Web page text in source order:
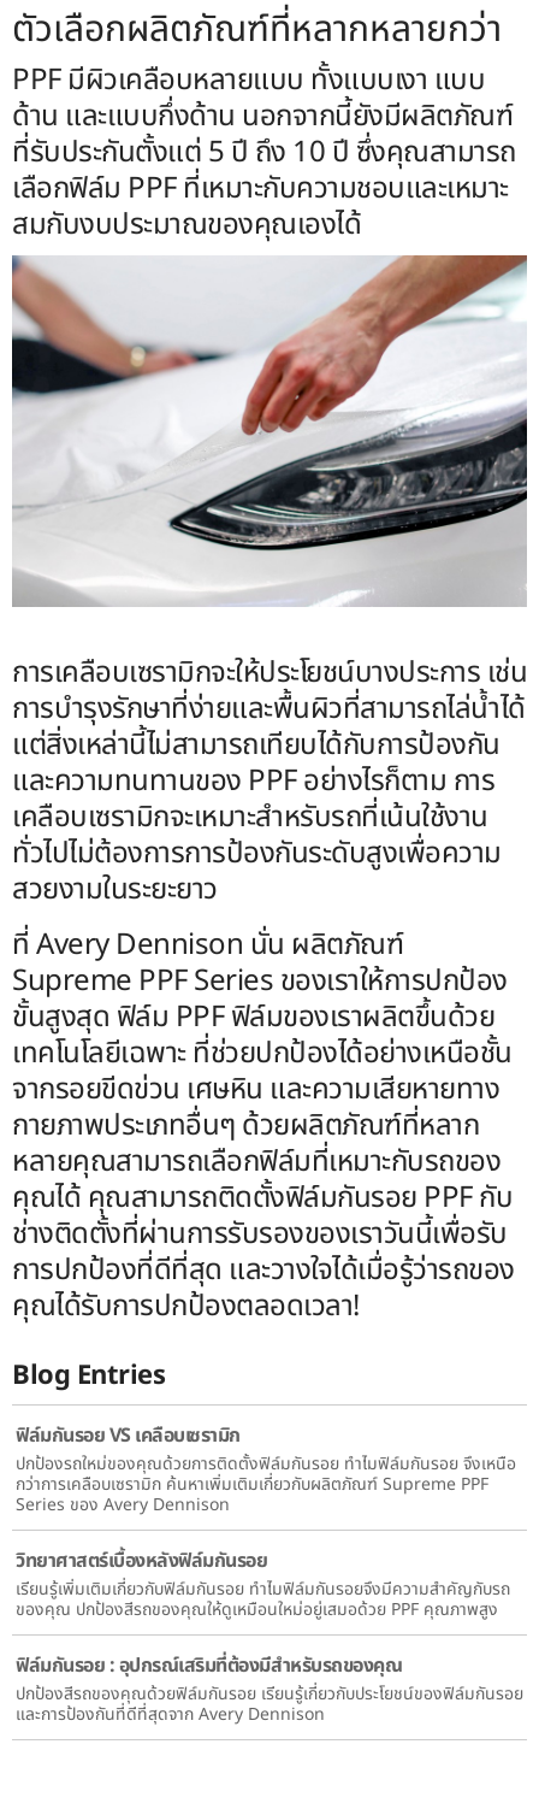
ตัวเลือกผลิตภัณฑ์ที่หลากหลายกว่า
PPF มีผิวเคลือบหลายแบบ ทั้งแบบเงา แบบ
ด้าน และแบบกึ่งด้าน นอกจากนี้ยังมีผลิตภัณฑ์
ที่รับประกันตั้งแต่ 5 ปี ถึง 10 ปี ซึ่งคุณสามารถ
เลือกฟิล์ม PPF ที่เหมาะกับความชอบและเหมาะ
สมกับงบประมาณของคุณเองได้
การเคลือบเซรามิกจะให้ประโยชน์บางประการ เช่น
การบำรุงรักษาที่ง่ายและพื้นผิวที่สามารถไล่น้ำได้
แต่สิ่งเหล่านี้ไม่สามารถเทียบได้กับการป้องกัน
และความทนทานของ PPF อย่างไรก็ตาม การ
เคลือบเซรามิกจะเหมาะสำหรับรถที่เน้นใช้งาน
ทั่วไปไม่ต้องการการป้องกันระดับสูงเพื่อความ
สวยงามในระยะยาว
ที่ Avery Dennison นั่น ผลิตภัณฑ์
Supreme PPF Series ของเราให้การปกป้อง
ขั้นสูงสุด ฟิล์ม PPF ฟิล์มของเราผลิตขึ้นด้วย
เทคโนโลยีเฉพาะ ที่ช่วยปกป้องได้อย่างเหนือชั้น
จากรอยขีดข่วน เศษหิน และความเสียหายทาง
กายภาพประเภทอื่นๆ ด้วยผลิตภัณฑ์ที่หลาก
หลายคุณสามารถเลือกฟิล์มที่เหมาะกับรถของ
คุณได้ คุณสามารถติดตั้งฟิล์มกันรอย PPF กับ
ช่างติดตั้งที่ผ่านการรับรองของเราวันนี้เพื่อรับ
การปกป้องที่ดีที่สุด และวางใจได้เมื่อรู้ว่ารถของ
คุณได้รับการปกป้องตลอดเวลา!
Blog Entries
ฟิล์มกันรอย VS เคลือบเซรามิก
ปกป้องรถใหม่ของคุณด้วยการติดตั้งฟิล์มกันรอย ทำไมฟิล์มกันรอย จึงเหนือ
กว่าการเคลือบเซรามิก ค้นหาเพิ่มเติมเกี่ยวกับผลิตภัณฑ์ Supreme PPF
Series ของ Avery Dennison
วิทยาศาสตร์เบื้องหลังฟิล์มกันรอย
เรียนรู้เพิ่มเติมเกี่ยวกับฟิล์มกันรอย ทำไมฟิล์มกันรอยจึงมีความสำคัญกับรถ
ของคุณ ปกป้องสีรถของคุณให้ดูเหมือนใหม่อยู่เสมอด้วย PPF คุณภาพสูง
ฟิล์มกันรอย : อุปกรณ์เสริมที่ต้องมีสำหรับรถของคุณ
ปกป้องสีรถของคุณด้วยฟิล์มกันรอย เรียนรู้เกี่ยวกับประโยชน์ของฟิล์มกันรอย
และการป้องกันที่ดีที่สุดจาก Avery Dennison